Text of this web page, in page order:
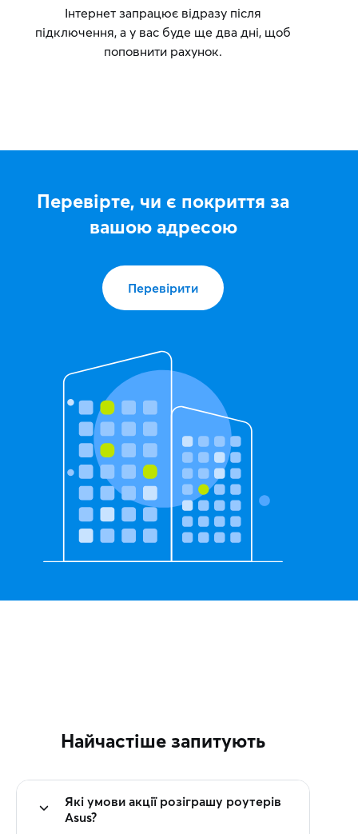
Інтернет запрацює відразу після
підключення, а у вас буде ще два дні, щоб
поповнити рахунок.
Перевірте, чи є покриття за
вашою адресою
Перевірити
Найчастіше запитують
Які умови акції розіграшу роутерів
Asus?